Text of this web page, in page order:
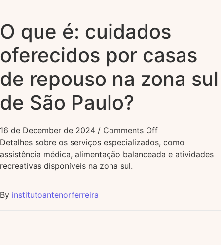
O que é: cuidados
oferecidos por casas
de repouso na zona sul
de São Paulo?
16 de December de 2024 / Comments Off
Detalhes sobre os serviços especializados, como
assistência médica, alimentação balanceada e atividades
recreativas disponíveis na zona sul.
By institutoantenorferreira